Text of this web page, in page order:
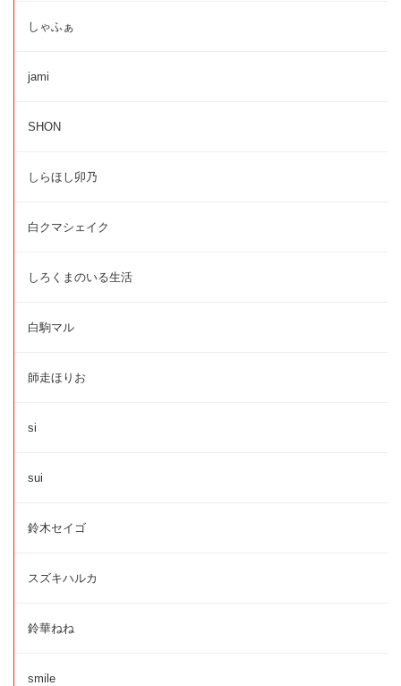
しゃふぁ
jami
SHON
しらほし卯乃
白クマシェイク
しろくまのいる生活
白駒マル
師走ほりお
si
sui
鈴木セイゴ
スズキハルカ
鈴華ねね
smile